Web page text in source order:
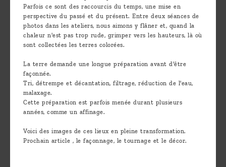
infuser
votre thé
Contactez-
nous !
Parfois ce sont des raccourcis du temps, une mise en
perspective du passé et du présent. Entre deux séances de
photos dans les ateliers, nous aimons y flâner et, quand la
chaleur n'est pas trop rude, grimper vers les hauteurs, là où
sont collectées les terres colorées.
La terre demande une longue préparation avant d'être
façonnée.
Tri, détrempe et décantation, filtrage, réduction de l'eau,
malaxage.
Cette préparation est parfois menée durant plusieurs
années, comme un affinage.
Voici des images de ces lieux en pleine transformation.
Prochain article , le façonnage, le tournage et le décor.